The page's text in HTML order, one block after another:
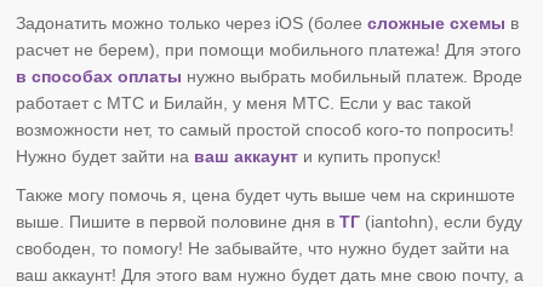
Задонатить можно только через iOS (болеесложные схемы в
расчет не берем), при помощи мобильного платежа! Для этого
в способах оплаты нужно выбрать мобильный платеж. Вроде
работает с МТС и Билайн, у меня МТС. Если у вас такой
возможности нет, то самый простой способ кого-то попросить!
Нужно будет зайти на ваш аккаунт и купить пропуск!
Также могу помочь я, цена будет чуть выше чем на скриншоте
выше. Пишите в первой половине дня вТГ (iantohn), если буду
свободен, то помогу! Не забывайте, что нужно будет зайти на
ваш аккаунт! Для этого вам нужно будет дать мне свою почту, а